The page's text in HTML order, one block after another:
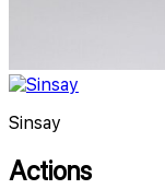
Sinsay
Actions